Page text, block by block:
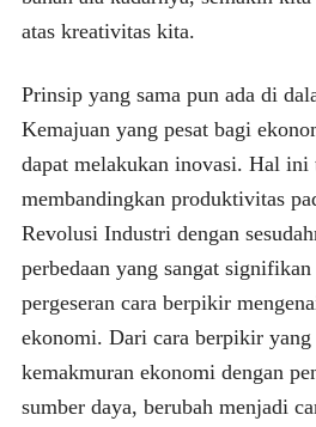
atas kreativitas kita.
Prinsip yang sama pun ada di
Kemajuan yang pesat bagi
dapat melakukan inovasi. Hal ini
membandingkan produktivitas
Revolusi Industri dengan
perbedaan yang sangat signifikan
pergeseran cara berpikir
ekonomi. Dari cara berpikir
kemakmuran ekonomi dengan
sumber daya, berubah menjadi